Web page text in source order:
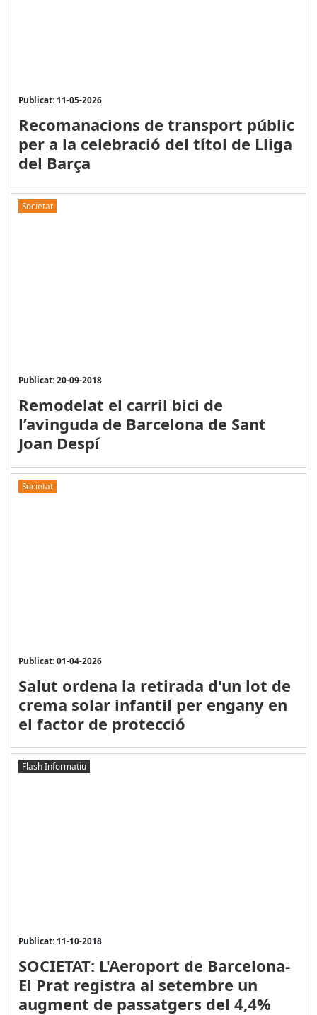
Publicat: 11-05-2026
Recomanacions de transport públic
per a la celebració del títol de Lliga
del Barça
Societat
Publicat: 20-09-2018
Remodelat el carril bici de
l’avinguda de Barcelona de Sant
Joan Despí
Societat
Publicat: 01-04-2026
Salut ordena la retirada d'un lot de
crema solar infantil per engany en
el factor de protecció
Flash Informatiu
Publicat: 11-10-2018
SOCIETAT: L'Aeroport de Barcelona-
El Prat registra al setembre un
augment de passatgers del 4,4%